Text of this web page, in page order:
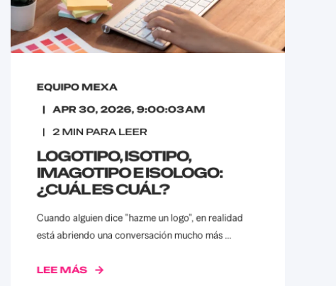
EQUIPO MEXA
APR 30, 2026, 9:00:03 AM
2MIN PARA LEER
LOGOTIPO, ISOTIPO,
IMAGOTIPO E ISOLOGO:
¿CUÁL ES CUÁL?
Cuando alguien dice "hazme un logo", en realidad
está abriendo una conversación mucho más ...
LEE MÁS